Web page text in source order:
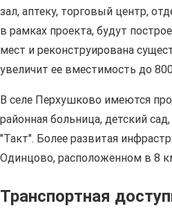
зал, аптеку, торговый центр,
в рамках проекта, будут
мест и реконструирована
увеличит ее вместимость до
В селе Перхушково имеются
районная больница, детский
"Такт". Более развитая
Одинцово, расположенном в 8
Транспортная